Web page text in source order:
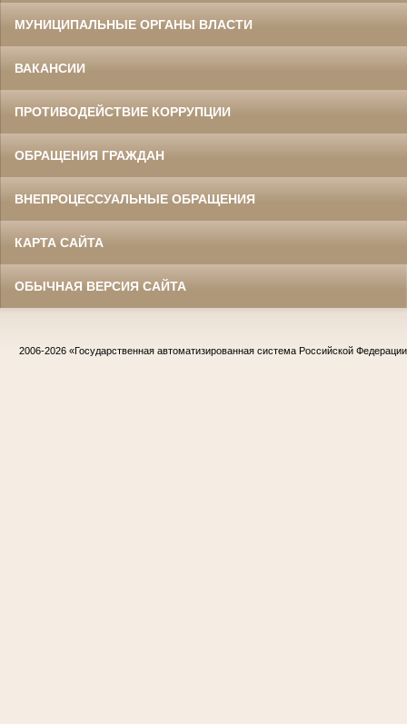
МУНИЦИПАЛЬНЫЕ ОРГАНЫ ВЛАСТИ
ВАКАНСИИ
ПРОТИВОДЕЙСТВИЕ КОРРУПЦИИ
ОБРАЩЕНИЯ ГРАЖДАН
ВНЕПРОЦЕССУАЛЬНЫЕ ОБРАЩЕНИЯ
КАРТА САЙТА
ОБЫЧНАЯ ВЕРСИЯ САЙТА
2006-2026 «Государственная автоматизированная система Российской